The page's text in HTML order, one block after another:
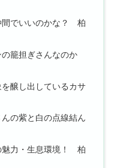
間でいいのかな？ 柏
籠担ぎさんなのか
醸し出しているカサ
の紫と白の点線結ん
魅力・生息環境！ 柏